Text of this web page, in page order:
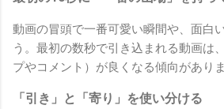
動画の冒頭で一番可愛い瞬間や、面白
う。最初の数秒で引き込まれる動画は
プやコメント）が良くなる傾向がありま
「引き」と「寄り」を使い分ける